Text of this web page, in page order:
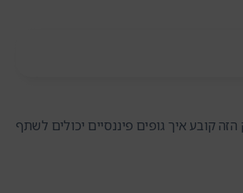
קובע איך גופים פיננסיים יכולים לשתף